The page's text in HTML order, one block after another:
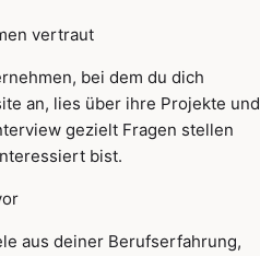
vertraut
bei dem du dich
an, lies über ihre Projekte und
gezielt Fragen stellen
bist.
aus deiner Berufserfahrung,